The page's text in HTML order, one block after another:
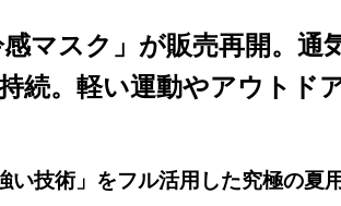
マスク」が販売再開。通
続。軽い運動やアウトドア
い技術」をフル活用した究極の夏